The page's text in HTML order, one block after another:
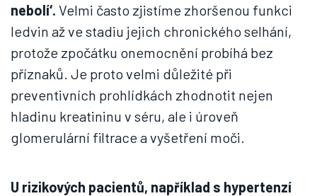
nebolí‘. Velmi často zjistíme zhoršenou funkci
ledvin až ve stadiu jejich chronického selhání,
protože zpočátku onemocnění probíhá bez
příznaků. Je proto velmi důležité při
preventivních prohlídkách zhodnotit nejen
hladinu kreatininu v séru, ale i úroveň
glomerulární filtrace a vyšetření moči.
U rizikových pacientů, například s hypertenzí